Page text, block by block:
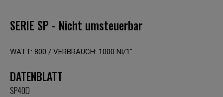
SERIE SP - Nicht umsteuerbar
WATT: 800 / VERBRAUCH: 1000 Nl/1"
DATENBLATT
SP40D